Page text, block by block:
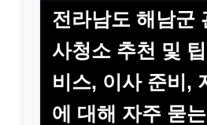
전라남도 해남군
사청소 추천 및
비스, 이사 준비,
에 대해 자주 묻